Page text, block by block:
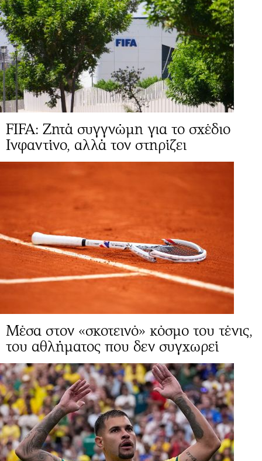
FIFA: Ζητά συγγνώμη για το σχέδιο
Ινφαντίνο, αλλά τον στηρίζει
Μέσα στον «σκοτεινό» κόσμο του τένις,
του αθλήματος που δεν συγχωρεί